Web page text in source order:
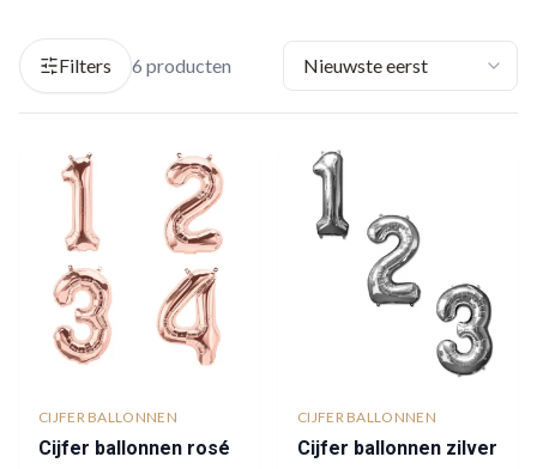
Filters 6 producten
CIJFER BALLONNEN
Cijfer ballonnen rosé
CIJFER BALLONNEN
Cijfer ballonnen zilver